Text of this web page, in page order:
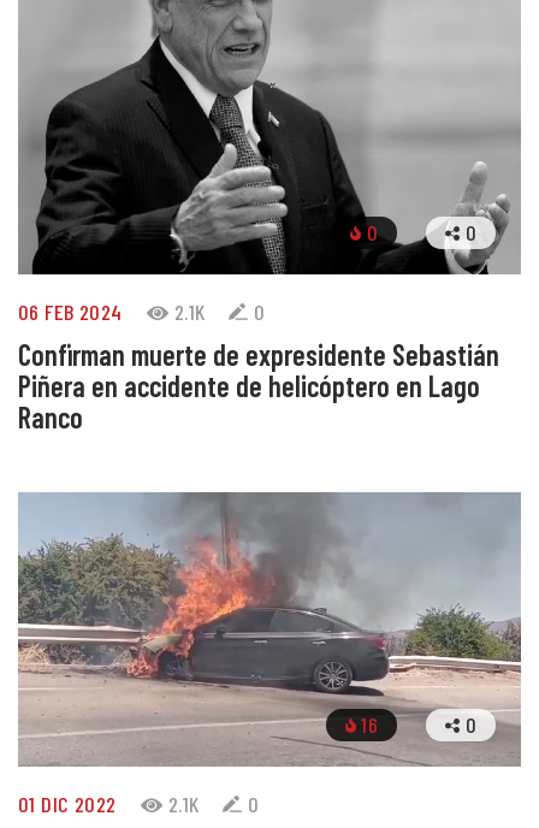
0 0
06 FEB 2024 2.1K 0
Confirman muerte de expresidente Sebastián
Piñera en accidente de helicóptero en Lago
Ranco
16 0
01 DIC 2022 2.1K 0